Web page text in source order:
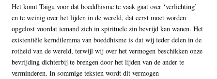
Het komt Taigu voor dat boeddhisme te vaak gaat over ‘verlichting’
en te weinig over het lijden in de wereld, dat eerst moet worden
opgelost voordat iemand zich in spirituele zin bevrijd kan wanen. Het
existentiële kerndilemma van boeddhisme is dat wij ieder delen in de
rotheid van de wereld, terwijl wij over het vermogen beschikken onze
bevrijding dichterbij te brengen door het lijden van de ander te
verminderen. In sommige teksten wordt dit vermogen